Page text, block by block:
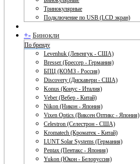
Тринокулярные
Подключение по USB (LCD экран)
+- Бинокли
По бренду
Levenhuk (Левенгук - США)
Bresser (Брессер - Германия)
БПЦ (КОМЗ - Россия)
Discovery (Дискавери - США)
Konus (Конус - Италия)
Veber (Вебер - Китай)
Nikon (Никон - Япония)
Vixen Optics (Виксен Оптикс - Япония)
Celestron (Селестрон - США)
Kromatech (Кроматек - Китай)
LUNT Solar Systems (Германия)
Pentax (Пентакс - Япония)
Yukon (Юкон - Белоруссия)